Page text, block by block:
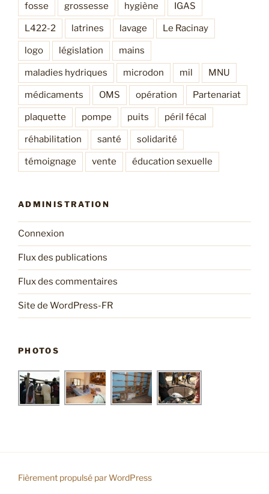
fosse grossesse hygiène IGAS
L422-2 latrines lavage Le Racinay
logo législation mains
maladies hydriques microdon mil MNU
médicaments OMS opération Partenariat
plaquette pompe puits péril fécal
réhabilitation santé solidarité
témoignage vente éducation sexuelle
ADMINISTRATION
Connexion
Flux des publications
Flux des commentaires
Site de WordPress-FR
PHOTOS
Fièrement propulsé par WordPress